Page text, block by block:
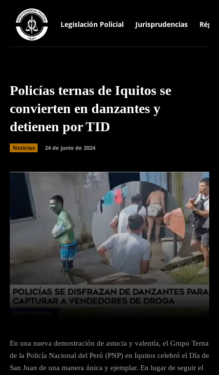
Legislación Policial Jurisprudencias
Policías ternas de Iquitos se
convierten en danzantes y
detienen por TID
Noticias 24 de junio de 2024
Facebook Twitter WhatsApp
En una nueva demostración de astucia y valentía, el Grupo Terna
de la Policía Nacional del Perú (PNP) en Iquitos celebró el Día de
San Juan de una manera única y ejemplar. En lugar de seguir el